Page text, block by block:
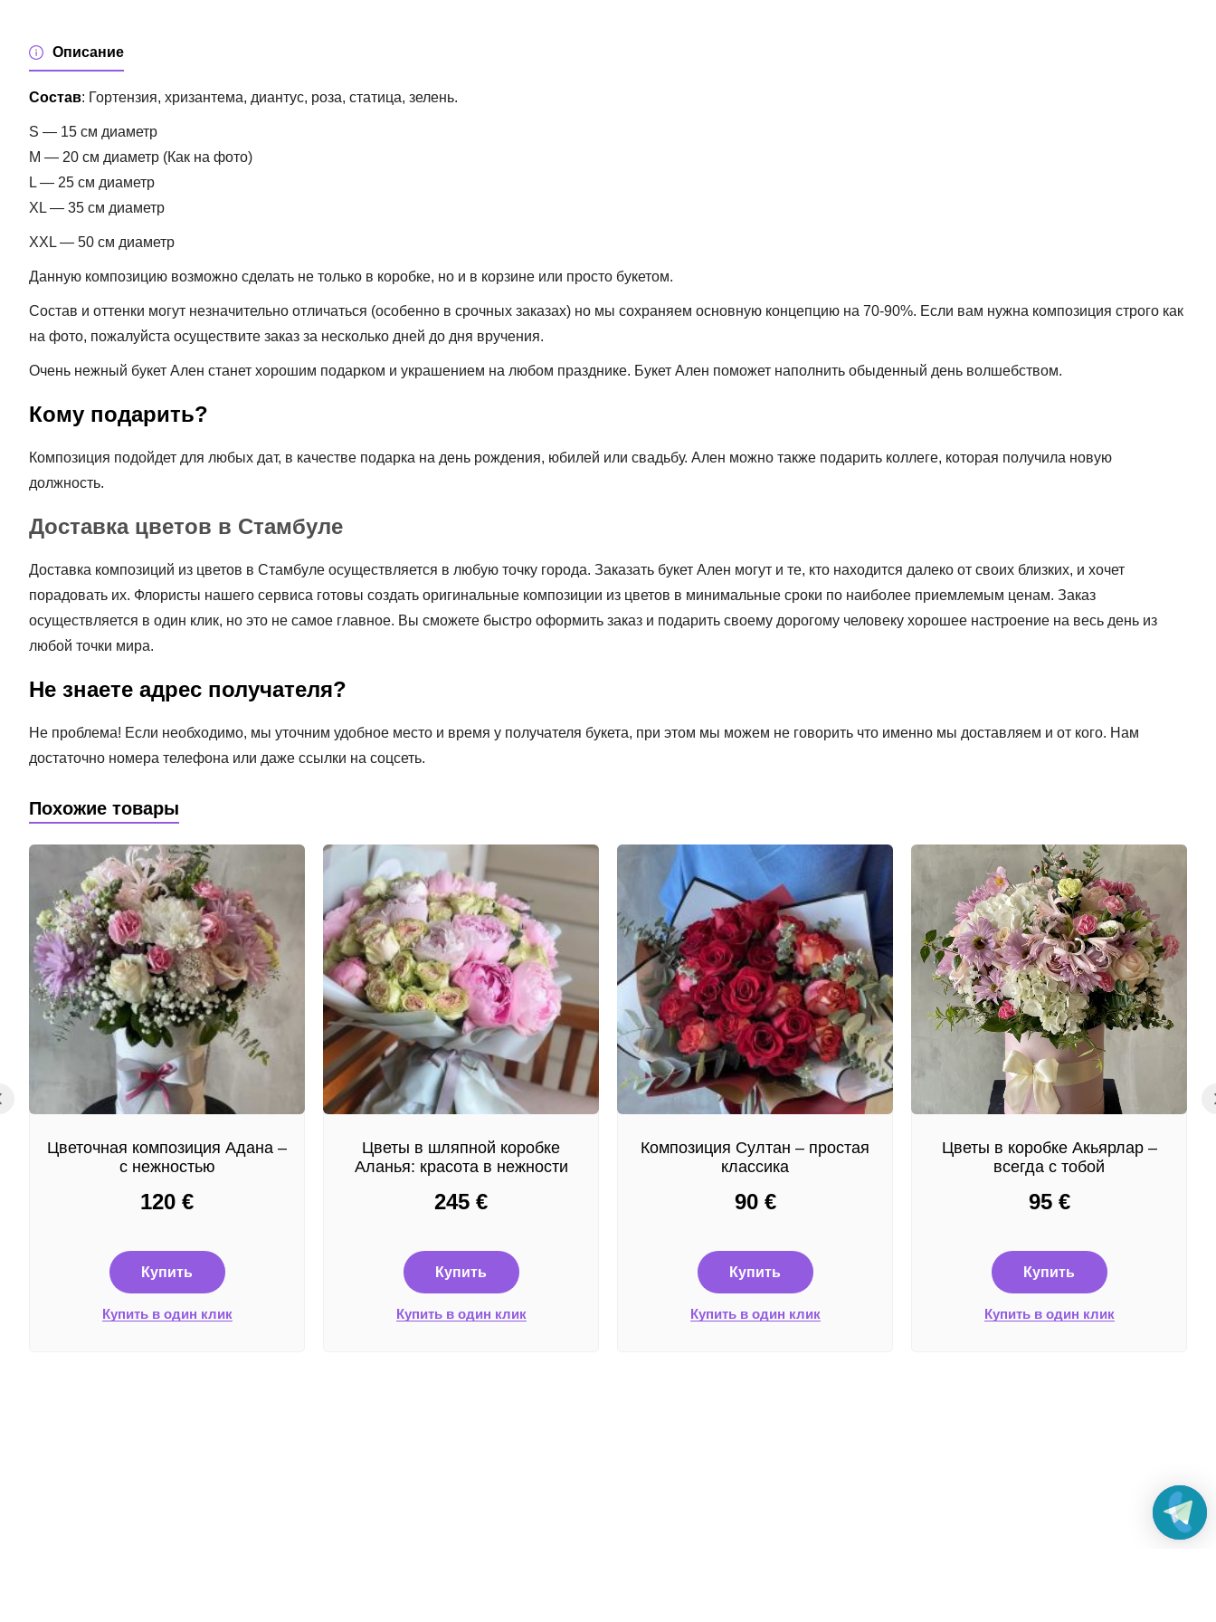
Описание
Состав: Гортензия, хризантема, диантус, роза, статица, зелень.
S — 15 см диаметр
M — 20 см диаметр (Как на фото)
L — 25 см диаметр
XL — 35 см диаметр
XXL — 50 см диаметр
Данную композицию возможно сделать не только в коробке, но и в корзине или просто букетом.
Состав и оттенки могут незначительно отличаться (особенно в срочных заказах) но мы сохраняем основную концепцию на 70-90%. Если вам нужна композиция строго как
на фото, пожалуйста осуществите заказ за несколько дней до дня вручения.
Очень нежный букет Ален станет хорошим подарком и украшением на любом празднике. Букет Ален поможет наполнить обыденный день волшебством.
Кому подарить?
Композиция подойдет для любых дат, в качестве подарка на день рождения, юбилей или свадьбу. Ален можно также подарить коллеге, которая получила новую
должность.
Доставка цветов в Стамбуле
Доставка композиций из цветов в Стамбуле осуществляется в любую точку города. Заказать букет Ален могут и те, кто находится далеко от своих близких, и хочет
порадовать их. Флористы нашего сервиса готовы создать оригинальные композиции из цветов в минимальные сроки по наиболее приемлемым ценам. Заказ
осуществляется в один клик, но это не самое главное. Вы сможете быстро оформить заказ и подарить своему дорогому человеку хорошее настроение на весь день из
любой точки мира.
Не знаете адрес получателя?
Не проблема! Если необходимо, мы уточним удобное место и время у получателя букета, при этом мы можем не говорить что именно мы доставляем и от кого. Нам
достаточно номера телефона или даже ссылки на соцсеть.
Похожие товары
Цветочная композиция Адана –
с нежностью
120 €
Купить
Купить в один клик
Цветы в шляпной коробке
Аланья: красота в нежности
245 €
Купить
Купить в один клик
Композиция Султан – простая
классика
90 €
Купить
Купить в один клик
Цветы в коробке Акьярлар –
всегда с тобой
95 €
Купить
Купить в один клик